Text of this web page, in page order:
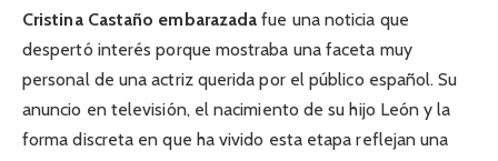
Cristina Castaño embarazada fue una noticia que
despertó interés porque mostraba una faceta muy
personal de una actriz querida por el público español. Su
anuncio en televisión, el nacimiento de su hijo León y la
forma discreta en que ha vivido esta etapa reflejan una